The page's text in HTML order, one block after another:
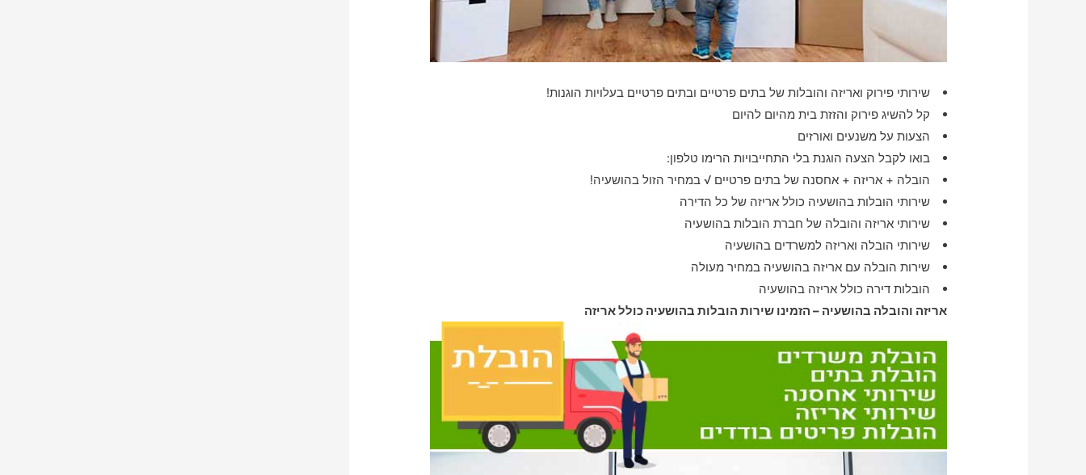
שירותי פירוק ואריזה והובלות של בתים פרטיים ובתים פרטיים בעלויות הוגנות!
קל להשיג פירוק והזזת בית מהיום להיום
הצעות על משנעים ואורזים
בואו לקבל הצעה הוגנת בלי התחייבויות הרימו טלפון:
הובלה + אריזה + אחסנה של בתים פרטיים √ במחיר הזול בהושעיה!
שירותי הובלות בהושעיה כולל אריזה של כל הדירה
שירותי אריזה והובלה של חברת הובלות בהושעיה
שירותי הובלה ואריזה למשרדים בהושעיה
שירות הובלה עם אריזה בהושעיה במחיר מעולה
הובלות דירה כולל אריזה בהושעיה
אריזה והובלה בהושעיה – הזמינו שירות הובלות בהושעיה כולל אריזה